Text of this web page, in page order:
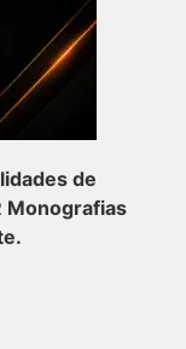
de
Monografias